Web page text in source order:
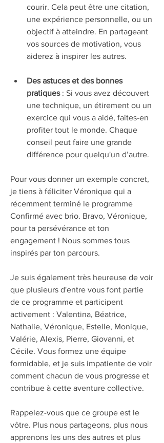
courir. Cela peut être une citation,
une expérience personnelle, ou un
objectif à atteindre. En partageant
vos sources de motivation, vous
aiderez à inspirer les autres.
Des astuces et des bonnes
pratiques : Si vous avez découvert
une technique, un étirement ou un
exercice qui vous a aidé, faites-en
profiter tout le monde. Chaque
conseil peut faire une grande
différence pour quelqu'un d’autre.
Pour vous donner un exemple concret,
je tiens à féliciter Véronique qui a
récemment terminé le programme
Confirmé avec brio. Bravo, Véronique,
pour ta persévérance et ton
engagement ! Nous sommes tous
inspirés par ton parcours.
Je suis également très heureuse de voir
que plusieurs d'entre vous font partie
de ce programme et participent
activement : Valentina, Béatrice,
Nathalie, Véronique, Estelle, Monique,
Valérie, Alexis, Pierre, Giovanni, et
Cécile. Vous formez une équipe
formidable, et je suis impatiente de voir
comment chacun de vous progresse et
contribue à cette aventure collective.
Rappelez-vous que ce groupe est le
vôtre. Plus nous partageons, plus nous
apprenons les uns des autres et plus